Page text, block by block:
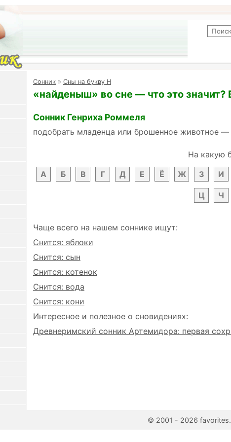
Cонник » Сны на букву Н
«найденыш» во сне — что это значит?
Сонник Генриха Роммеля
подобрать младенца или брошенное животное
На какую
А
Б В Г Д Е Ё Ж З И
Ц Ч
Чаще всего на нашем соннике ищут:
Снится: яблоки
Снится: сын
Снится: котенок
Снится: вода
Снится: кони
Интересное и полезное о сновидениях:
Древнеримский сонник Артемидора: первая
© 2001 - 2026